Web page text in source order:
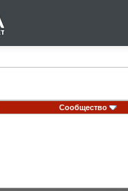
Сообщество